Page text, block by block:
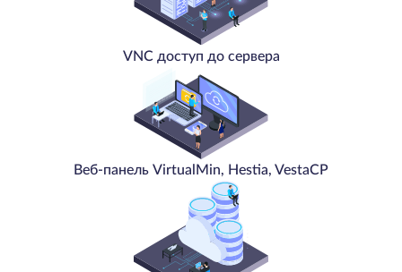
VNC доступ до сервера
Веб-панель VirtualMin, Hestia, VestaCP